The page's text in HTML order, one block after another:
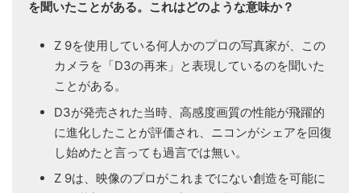
を聞いたことがある。これはどのような意味か？
Z 9を使用している何人かのプロの写真家が、この
カメラを「D3の再来」と表現しているのを聞いた
ことがある。
D3が発売された当時、高感度画質の性能が飛躍的
に進化したことが評価され、ニコンがシェアを回復
し始めたと言っても過言では無い。
Z 9は、映像のプロがこれまでにない創造を可能に